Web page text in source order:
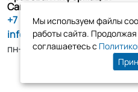
Санкт-Петербург, ул.
+7 (800) 555-86-90
info@tk-elko.ru
пн-пт, 10:00 - 18:00
Мы используем файлы
работы сайта.
соглашаетесь с